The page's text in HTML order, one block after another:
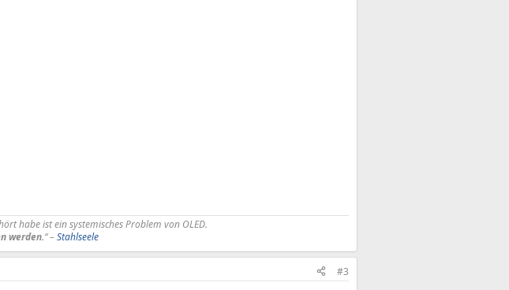
habe ist ein systemisches Problem von OLED.
werden.“ –Stahlseele
#3